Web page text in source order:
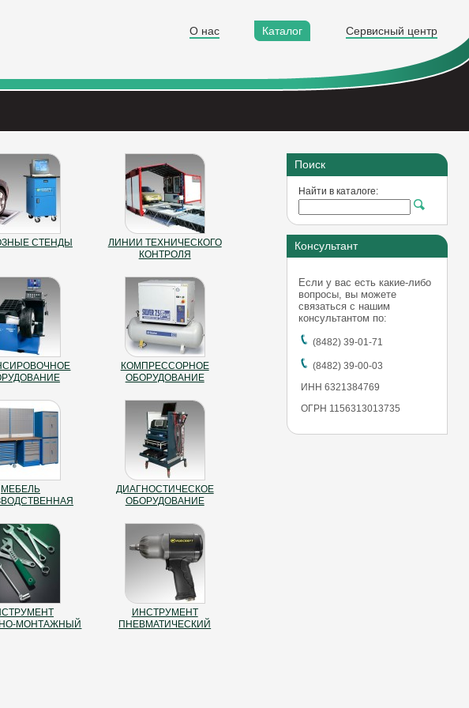
О нас Каталог Сервисный центр
СТЕНДЫ
ЛИНИИ ТЕХНИЧЕСКОГО
КОНТРОЛЯ
КОМПРЕССОРНОЕ
ОБОРУДОВАНИЕ
МЕБЕЛЬ
ДИАГНОСТИЧЕСКОЕ
ОБОРУДОВАНИЕ
МОНТАЖНЫЙ
ИНСТРУМЕНТ
ПНЕВМАТИЧЕСКИЙ
Поиск
Найти в каталоге:
Консультант
Если у вас есть какие-либо
вопросы, вы можете
связаться с нашим
консультантом по:
(8482) 39-01-71
(8482) 39-00-03
ИНН 6321384769
ОГРН 1156313013735